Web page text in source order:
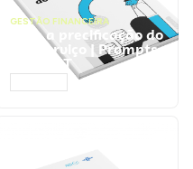
GESTÃO FINANCEIRA
Faça a precificação do
seu serviço | Prompts
ChatGPT